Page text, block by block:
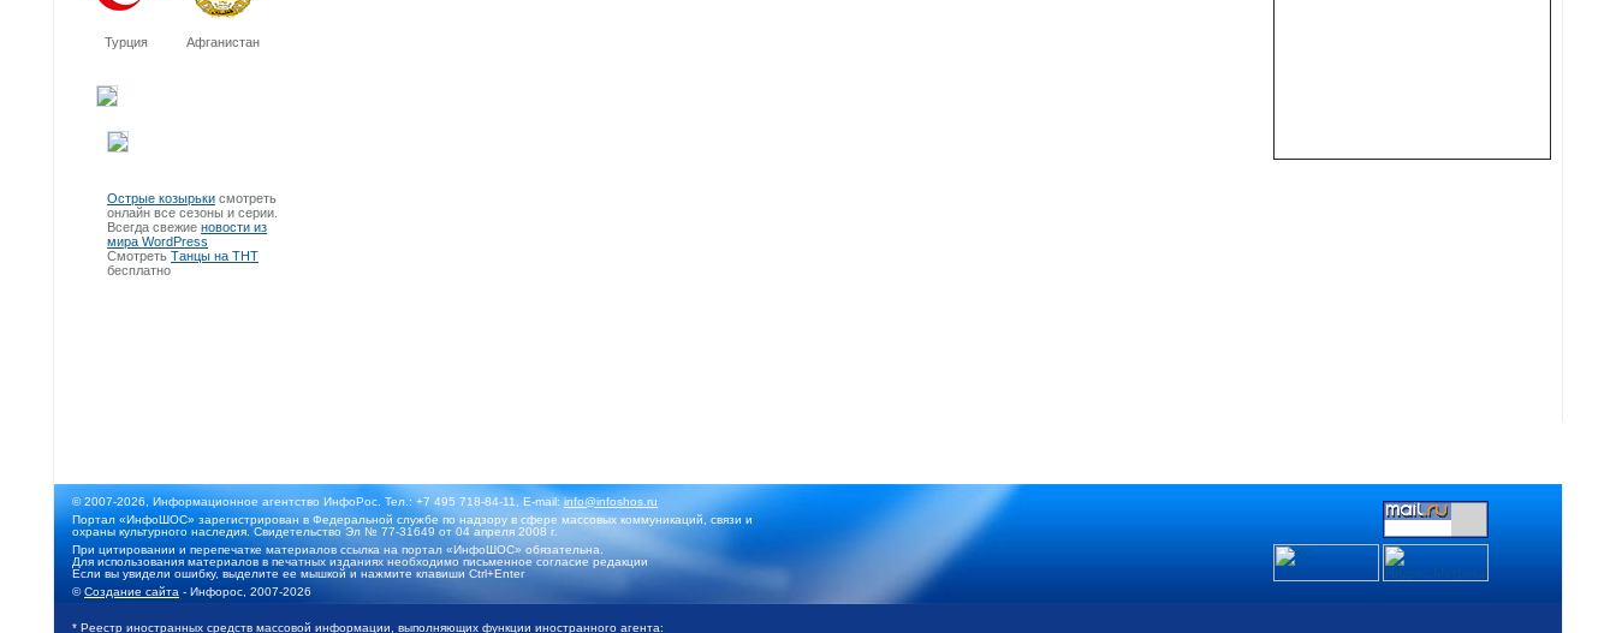
Турция Афганистан
Острые козырьки смотреть
онлайн все сезоны и серии.
Всегда свежие новости из
мира WordPress
Смотреть Танцы на ТНТ
бесплатно
© 2007-2026, Информационное агентство ИнфоРос. Тел.: +7 495 718-84-11, E-mail:info@infoshos.ru
Портал «ИнфоШОС» зарегистрирован в Федеральной службе по надзору в сфере массовых коммуникаций, связи и
охраны культурного наследия. Свидетельство Эл № 77-31649 от 04 апреля 2008 г.
При цитировании и перепечатке материалов ссылка на портал «ИнфоШОС» обязательна.
Для использования материалов в печатных изданиях необходимо письменное согласие редакции
Если вы увидели ошибку, выделите ее мышкой и нажмите клавиши Ctrl+Enter
©Создание сайта - Инфорос, 2007-2026
* Реестр иностранных средств массовой информации, выполняющих функции иностранного агента: